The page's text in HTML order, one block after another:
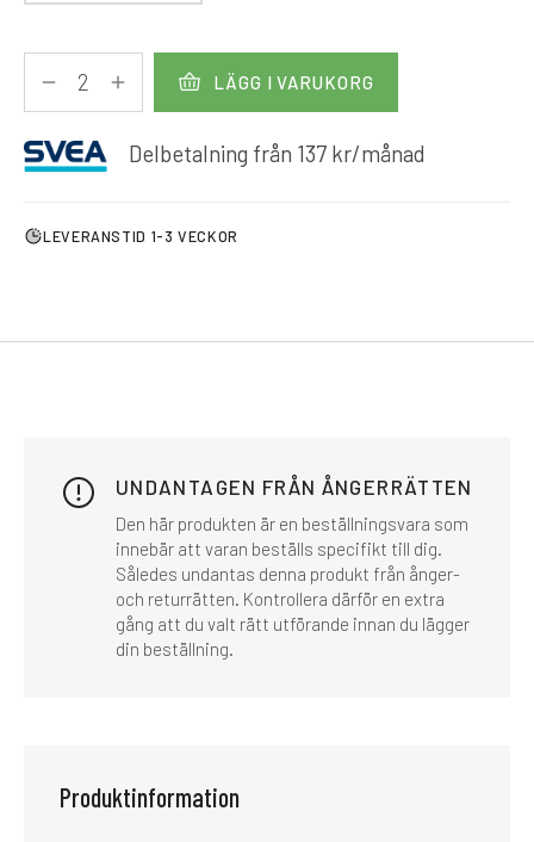
LÄGG I VARUKORG
Delbetalning från 137 kr/månad
LEVERANSTID 1-3 VECKOR
UNDANTAGEN FRÅN ÅNGERRÄTTEN
Den här produkten är en beställningsvara som
innebär att varan beställs specifikt till dig.
Således undantas denna produkt från ånger-
och returrätten. Kontrollera därför en extra
gång att du valt rätt utförande innan du lägger
din beställning.
Produktinformation